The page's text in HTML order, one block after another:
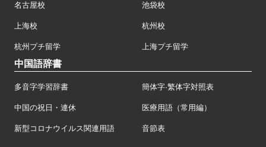
名古屋校 池袋校
上海校 杭州校
杭州プチ留学 上海プチ留学
中国語辞書
多音字学習辞書 簡体字·繁体字対照表
中国の祝日・連休 医療用語（常用編）
新型コロナウイルス関連用語 音節表